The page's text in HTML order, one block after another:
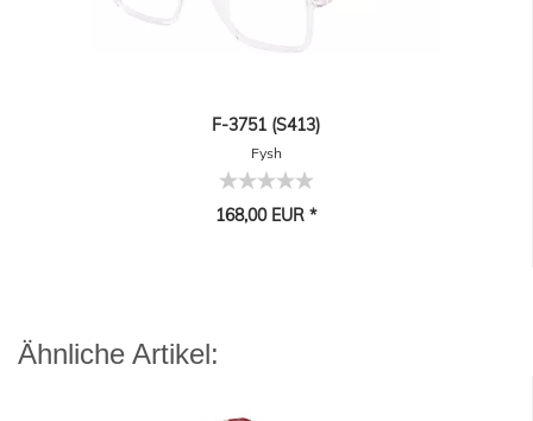
F-3751 (S413)
Fysh
168,00 EUR *
Ähnliche Artikel: